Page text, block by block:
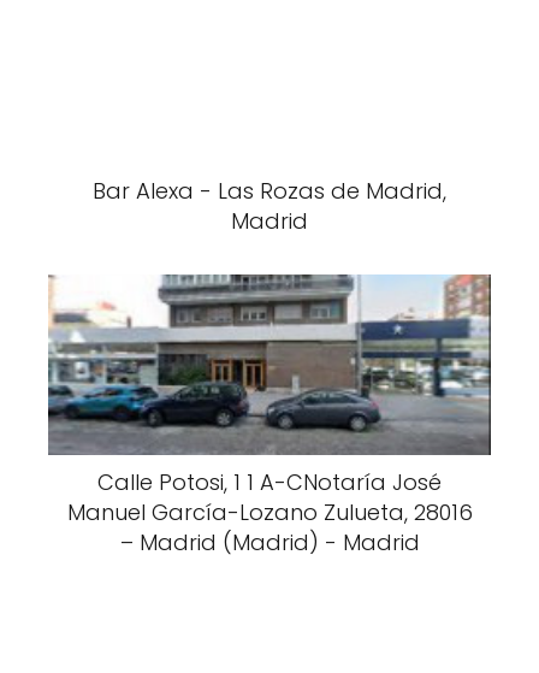
Bar Alexa - Las Rozas de Madrid,
Madrid
Calle Potosi, 1 1 A-CNotaría José
Manuel García-Lozano Zulueta, 28016
– Madrid (Madrid) - Madrid